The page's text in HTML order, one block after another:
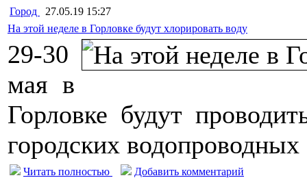
Город
27.05.19 15:27
На этой неделе в Горловке будут хлорировать воду
29-30
мая в
Горловке будут
городских водопроводных
Читать полностью Добавить комментарий